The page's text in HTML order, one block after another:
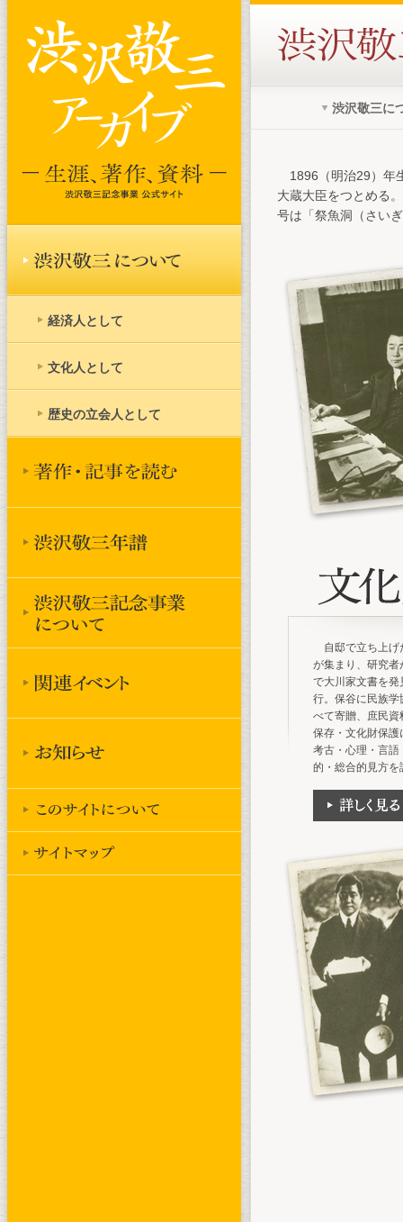
渋沢敬三に
1896（明治29）年
大蔵大臣をつとめる
号は「祭魚洞（さい
自邸で立ち上
が集まり、研究
で大川家文書を
行。保谷に民族
べて寄贈、庶民
保存・文化財保
考古・心理・言
的・総合的見方を
経済人として
文化人として
歴史の立会人として